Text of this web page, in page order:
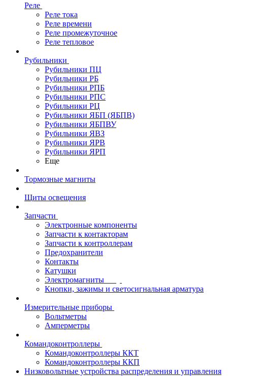
Реле
Реле тока
Реле времени
Реле промежуточное
Реле тепловое
Рубильники
Рубильники ПЦ
Рубильники РБ
Рубильники РПБ
Рубильники РПС
Рубильники РЦ
Рубильники ЯБП (ЯБПВ)
Рубильники ЯБПВУ
Рубильники ЯВЗ
Рубильники ЯРВ
Рубильники ЯРП
Еще
Тормозные магниты
Щиты освещения
Запчасти
Электронные компоненты
Запчасти к контакторам
Запчасти к контроллерам
Предохранители
Контакты
Катушки
Электромагниты
Кнопки, зажимы и светосигнальная арматура
Измерительные приборы
Вольтметры
Амперметры
Командоконтроллеры
Командоконтроллеры ККТ
Командоконтроллеры ККП
Низковольтные устройства распределения и управления